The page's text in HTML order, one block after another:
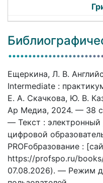
Ещеркина, Л. В.
Intermediate :
Е. А. Скачкова, Ю. В.
Ар Медиа, 2024. — 38
— Текст :
цифровой
PROFобразование :
https://profspo.ru/
07.08.2026). — Режим